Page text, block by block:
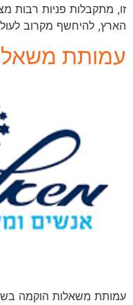
זו, מתקבלות פניות רבות
הארץ, להיחשף מקרוב
עמותת